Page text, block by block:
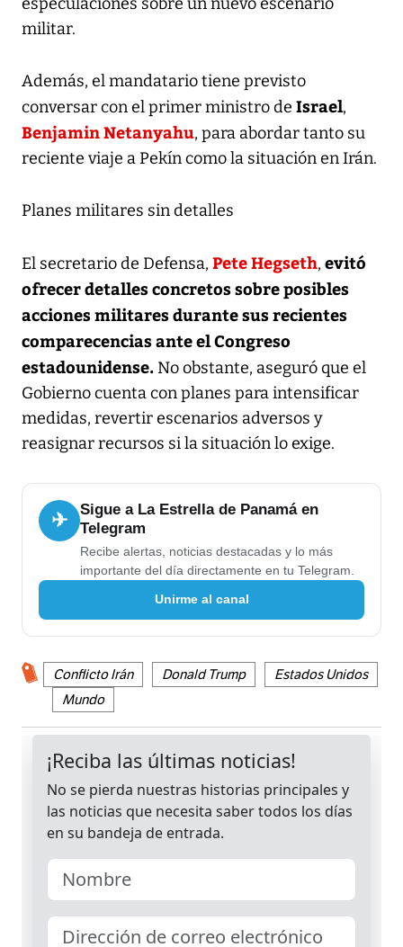
militar.
Además, el mandatario tiene previsto
conversar con el primer ministro de Israel,
Benjamin Netanyahu, para abordar tanto su
reciente viaje a Pekín como la situación en Irán.
Planes militares sin detalles
El secretario de Defensa, Pete Hegseth, evitó
ofrecer detalles concretos sobre posibles
acciones militares durante sus recientes
comparecencias ante el Congreso
estadounidense.No obstante, aseguró que el
Gobierno cuenta con planes para intensificar
medidas, revertir escenarios adversos y
reasignar recursos si la situación lo exige.
✈
Sigue a La Estrella de Panamá en
Telegram
Recibe alertas, noticias destacadas y lo más
importante del día directamente en tu Telegram.
Unirme al canal
Conflicto Irán Donald Trump
Estados Unidos
Mundo